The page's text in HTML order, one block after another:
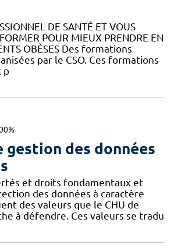
DE SANTÉ ET VOUS
POUR MIEUX PRENDRE EN
OBÈSES Des formations
par le CSO. Ces formations
p
gestion des données
et droits fondamentaux et
des données à caractère
des valeurs que le CHU de
à défendre. Ces valeurs se tradu